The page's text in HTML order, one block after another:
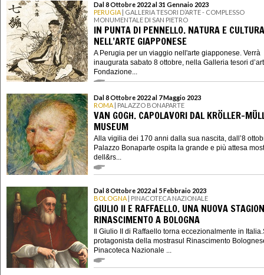
Dal 8 Ottobre 2022 al 31 Gennaio 2023
PERUGIA | GALLERIA TESORI D’ARTE - COMPLESSO
MONUMENTALE DI SAN PIETRO
IN PUNTA DI PENNELLO. NATURA E CULTURA
NELL’ARTE GIAPPONESE
A Perugia per un viaggio nell'arte giapponese. Verrà
inaugurata sabato 8 ottobre, nella Galleria tesori
Fondazione...
Dal 8 Ottobre 2022 al 7 Maggio 2023
ROMA | PALAZZO BONAPARTE
VAN GOGH. CAPOLAVORI DAL KRÖLLER-
MUSEUM
Alla vigilia dei 170 anni dalla sua nascita, dall’8
Palazzo Bonaparte ospita la grande e più attesa
dell&rs...
Dal 8 Ottobre 2022 al 5 Febbraio 2023
BOLOGNA | PINACOTECA NAZIONALE
GIULIO II E RAFFAELLO. UNA NUOVA
RINASCIMENTO A BOLOGNA
Il Giulio II di Raffaello torna eccezionalmente in
protagonista della mostrasul Rinascimento
Pinacoteca Nazionale ...